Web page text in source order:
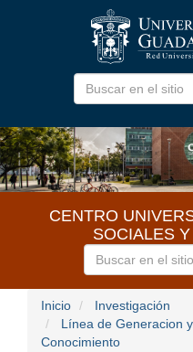
CENTRO
SOCIALES
Inicio
Investigación
Línea de Generacion
Conocimiento